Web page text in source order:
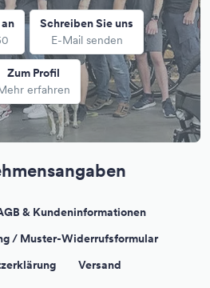
Schreiben Sie uns
E-Mail senden
Zum Profil
erfahren
& Kundeninformationen
/ Muster-Widerrufsformular
Versand